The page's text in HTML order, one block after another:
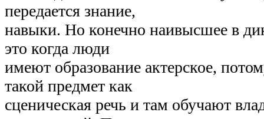
передается знание,
навыки. Но конечно наивысшее в
это когда люди
имеют образование актерское,
такой предмет как
сценическая речь и там обучают